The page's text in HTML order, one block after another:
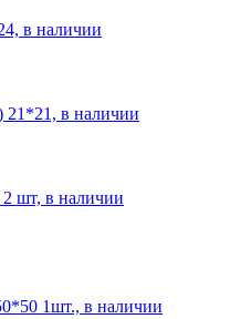
в наличии
21*21, в наличии
шт, в наличии
1шт., в наличии